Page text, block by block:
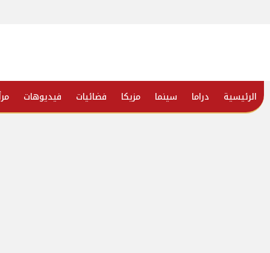
الرئيسية دراما سينما مزيكا فضائيات فيديوهات